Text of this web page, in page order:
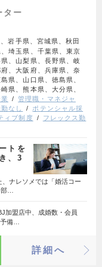
ター
岩手県、宮城県、秋田
埼玉県、千葉県、東京
、山梨県、長野県、岐
、大阪府、兵庫県、奈
県、山口県、徳島県、
県、熊本県、大分県、
管理職・マネジャ
なし
ポテンシャル採
ィブ制度
フレックス勤
トを
、3
ナレソメでは「婚活コー
部…
加盟店中、成婚数・会員
予備…
詳細へ